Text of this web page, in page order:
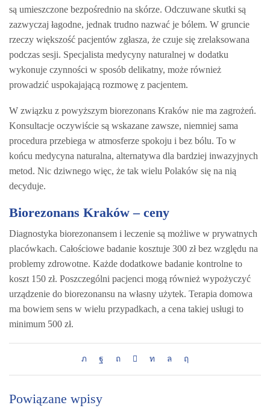
są umieszczone bezpośrednio na skórze. Odczuwane skutki są
zazwyczaj łagodne, jednak trudno nazwać je bólem. W gruncie
rzeczy większość pacjentów zgłasza, że czuje się zrelaksowana
podczas sesji. Specjalista medycyny naturalnej w dodatku
wykonuje czynności w sposób delikatny, może również
prowadzić uspokajającą rozmowę z pacjentem.
W związku z powyższym biorezonans Kraków nie ma zagrożeń.
Konsultacje oczywiście są wskazane zawsze, niemniej sama
procedura przebiega w atmosferze spokoju i bez bólu. To w
końcu medycyna naturalna, alternatywa dla bardziej inwazyjnych
metod. Nic dziwnego więc, że tak wielu Polaków się na nią
decyduje.
Biorezonans Kraków – ceny
Diagnostyka biorezonansem i leczenie są możliwe w prywatnych
placówkach. Całościowe badanie kosztuje 300 zł bez względu na
problemy zdrowotne. Każde dodatkowe badanie kontrolne to
koszt 150 zł. Poszczególni pacjenci mogą również wypożyczyć
urządzenie do biorezonansu na własny użytek. Terapia domowa
ma bowiem sens w wielu przypadkach, a cena takiej usługi to
minimum 500 zł.
Powiązane wpisy